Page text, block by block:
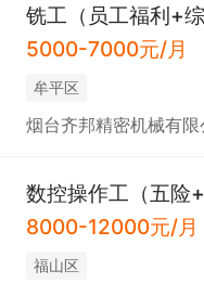
铣工（员工福利+
5000-7000元/月
牟平区
烟台齐邦精密机械有限
数控操作工（五险
8000-12000元/月
福山区